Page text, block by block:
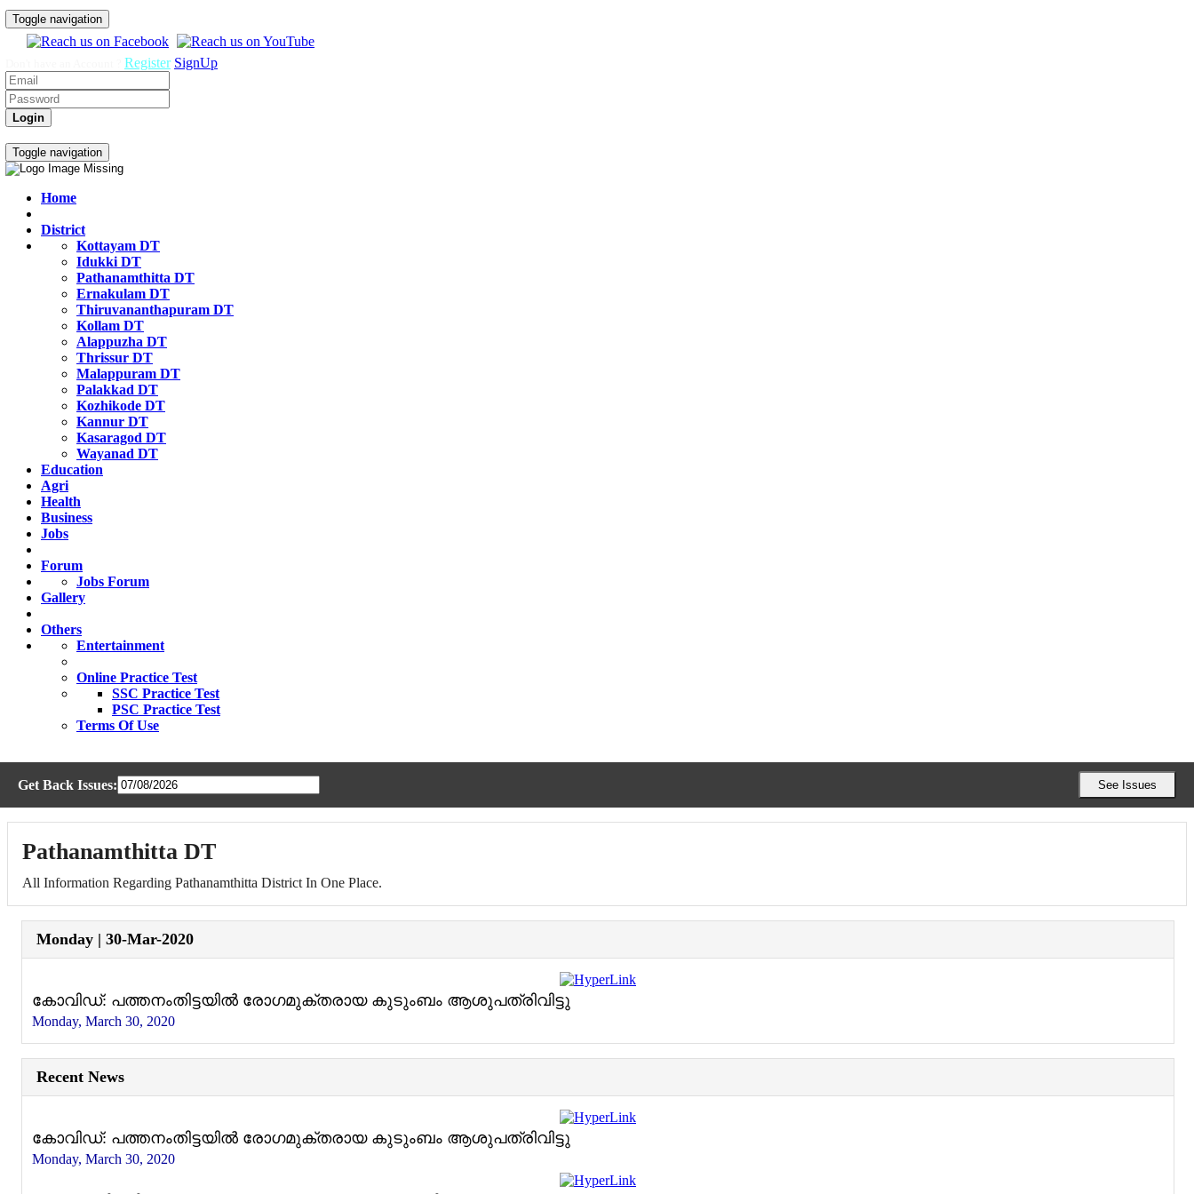
Toggle navigation
Register SignUp
Toggle navigation
Home
District
Kottayam DT
Idukki DT
Pathanamthitta DT
Ernakulam DT
Thiruvananthapuram DT
Kollam DT
Alappuzha DT
Thrissur DT
Malappuram DT
Palakkad DT
Kozhikode DT
Kannur DT
Kasaragod DT
Wayanad DT
Education
Agri
Health
Business
Jobs
Forum
Jobs Forum
Gallery
Others
Entertainment
Online Practice Test
SSC Practice Test
PSC Practice Test
Terms Of Use
Get Back Issues:
Pathanamthitta DT
All Information Regarding Pathanamthitta District In One Place.
Monday | 30-Mar-2020
കോവിഡ്: പത്തനംതിട്ടയില്‍ രോഗമുക്തരായ കുടുംബം ആശുപത്രിവിട്ടു
Monday, March 30, 2020
Recent News
കോവിഡ്: പത്തനംതിട്ടയില്‍ രോഗമുക്തരായ കുടുംബം ആശുപത്രിവിട്ടു
Monday, March 30, 2020